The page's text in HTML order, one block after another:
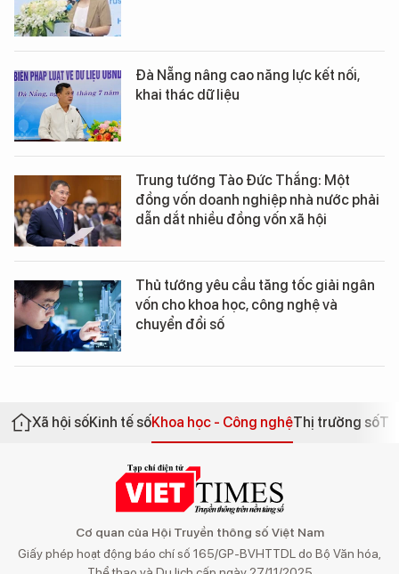
Đà Nẵng nâng cao năng lực kết nối,
khai thác dữ liệu
Trung tướng Tào Đức Thắng: Một
đồng vốn doanh nghiệp nhà nước phải
dẫn dắt nhiều đồng vốn xã hội
Thủ tướng yêu cầu tăng tốc giải ngân
vốn cho khoa học, công nghệ và
chuyển đổi số
Xã hội sốKinh tế sốKhoa học - Công nghệThị trường số
Cơ quan của Hội Truyền thông số Việt Nam
Giấy phép hoạt động báo chí số 165/GP-BVHTTDL do Bộ Văn hóa,